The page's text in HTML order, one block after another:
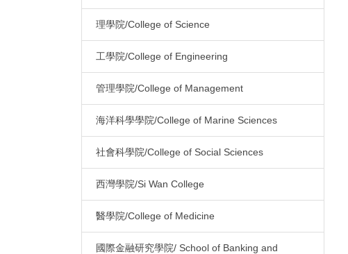
理學院/College of Science
工學院/College of Engineering
管理學院/College of Management
海洋科學學院/College of Marine Sciences
社會科學院/College of Social Sciences
西灣學院/Si Wan College
醫學院/College of Medicine
國際金融研究學院/ School of Banking and